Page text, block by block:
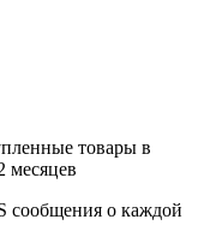
товары в
месяцев
сообщения о каждой